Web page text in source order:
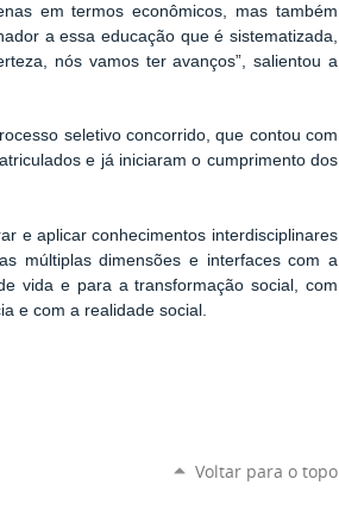
em termos econômicos, mas também
a essa educação que é sistematizada,
nós vamos ter avanços”, salientou a
seletivo concorrido, que contou com
e já iniciaram o cumprimento dos
e aplicar conhecimentos interdisciplinares
múltiplas dimensões e interfaces com a
vida e para a transformação social, com
e com a realidade social.
Voltar para o topo